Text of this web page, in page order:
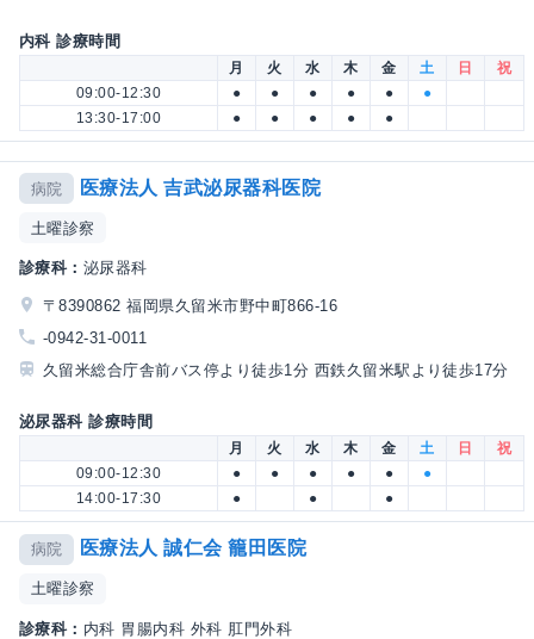
内科 診療時間
月 火 水 木 金 土 日
祝
09:00-12:30
● ● ● ● ●
●
13:30-17:00
● ● ● ● ●
病院 医療法人 吉武泌尿器科医院
土曜診察
診療科： 泌尿器科
〒8390862 福岡県久留米市野中町866-16
-0942-31-0011
久留米総合庁舎前バス停より徒歩1分 西鉄久留米駅より徒歩17分
泌尿器科 診療時間
月 火 水 木 金 土 日
祝
09:00-12:30
● ● ● ● ●
●
14:00-17:30
● ● ●
病院 医療法人 誠仁会 籠田医院
土曜診察
診療科： 内科 胃腸内科 外科 肛門外科